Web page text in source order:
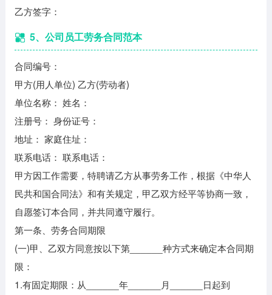
乙方签字：
5、公司员工劳务合同范本
合同编号：
甲方(用人单位) 乙方(劳动者)
单位名称： 姓名：
注册号： 身份证号：
地址： 家庭住址：
联系电话： 联系电话：
甲方因工作需要，特聘请乙方从事劳务工作，根据《中华人
民共和国合同法》和有关规定，甲乙双方经平等协商一致，
自愿签订本合同，并共同遵守履行。
第一条、劳务合同期限
(一)甲、乙双方同意按以下第______种方式来确定本合同期
限：
1.有固定期限：从______年______月______日起到